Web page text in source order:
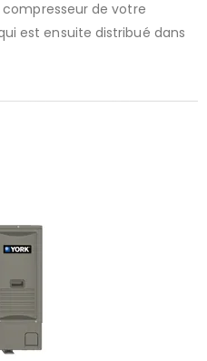
de votre
est ensuite distribué dans